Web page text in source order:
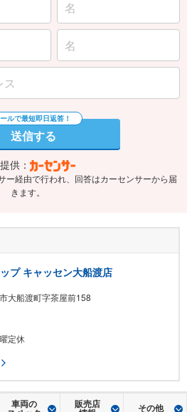
送信する
提供：
きます。
プ キャッセン大船渡店
大船渡町字茶屋前158
定休
車両の
スペック
販売店
情報